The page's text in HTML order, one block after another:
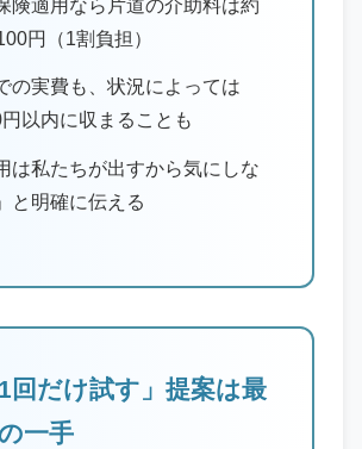
険適用なら片道の介助料は約
円（1割負担）
の実費も、状況によっては
以内に収まることも
は私たちが出すから気にしな
と明確に伝える
1回だけ試す」提案は最
一手